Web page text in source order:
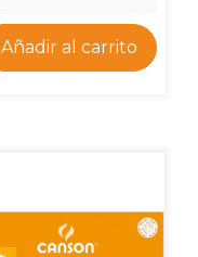
Añadir al carrito